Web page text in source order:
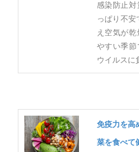
感染防止
っぱり不安
え空気が
やすい季節
ウイルス
免疫力を高
菜を食べて